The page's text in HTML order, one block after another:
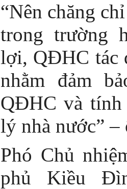
“Nên chăng
trong trường
lợi, QĐHC tác
nhằm đảm
QĐHC và
lý nhà nước”
Phó Chủ
phủ Kiều